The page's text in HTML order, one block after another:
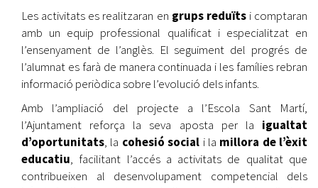
Les activitats es realitzaran en grups reduïtsi comptaran
amb un equip professional qualificat i especialitzat en
l’ensenyament de l’anglès. El seguiment del progrés de
l’alumnat es farà de manera continuada i les famílies rebran
informació periòdica sobre l’evolució dels infants.
Amb l’ampliació del projecte a l’Escola Sant Martí,
l’Ajuntament reforça la seva aposta per la igualtat
d’oportunitats, la cohesió social i la millora de l’èxit
educatiu, facilitant l’accés a activitats de qualitat que
contribueixen al desenvolupament competencial dels